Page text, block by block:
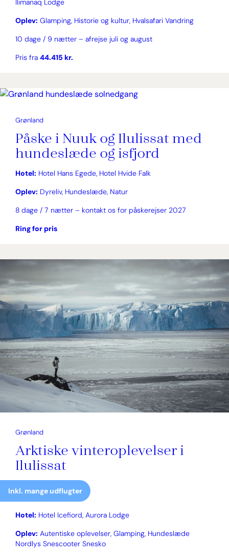
Ilimanaq Lodge
Oplev: Glamping, Historie og kultur, Hvalsafari Vandring
10 dage / 9 nætter – afrejse juli og august
Pris fra 44.415 kr.
Grønland
Påske i Nuuk og Ilulissat med
hundeslæde og isfjord
Hotel: Hotel Hans Egede, Hotel Hvide Falk
Oplev: Dyreliv, Hundeslæde, Natur
8 dage / 7 nætter – kontakt os for påskerejser 2027
Ring for pris
Grønland
Arktiske vinteroplevelser i
Ilulissat
Inkl. mange udflugter
Hotel: Hotel Icefiord, Aurora Lodge
Oplev: Autentiske oplevelser, Glamping, Hundeslæde
Nordlys Snescooter Snesko